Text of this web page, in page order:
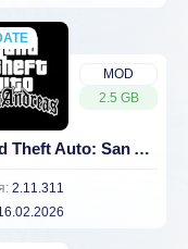
MOD
2.5 GB
Grand Theft Auto: San Andreas (Много денег)
2.11.311